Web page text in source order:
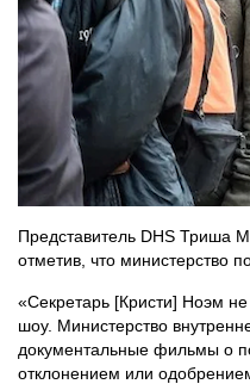
Представитель DHS Триша
отметив, что министерство
«Секретарь [Кристи] Ноэм
шоу. Министерство
документальные фильмы о
отклонением или